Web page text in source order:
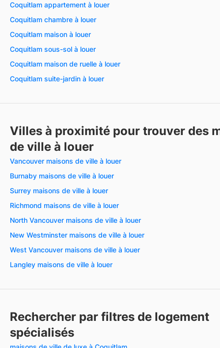
Coquitlam appartement à louer
Coquitlam chambre à louer
Coquitlam maison à louer
Coquitlam sous-sol à louer
Coquitlam maison de ruelle à louer
Coquitlam suite-jardin à louer
Villes à proximité pour trouver des
de ville à louer
Vancouver maisons de ville à louer
Burnaby maisons de ville à louer
Surrey maisons de ville à louer
Richmond maisons de ville à louer
North Vancouver maisons de ville à louer
New Westminster maisons de ville à louer
West Vancouver maisons de ville à louer
Langley maisons de ville à louer
Rechercher par filtres de logement
spécialisés